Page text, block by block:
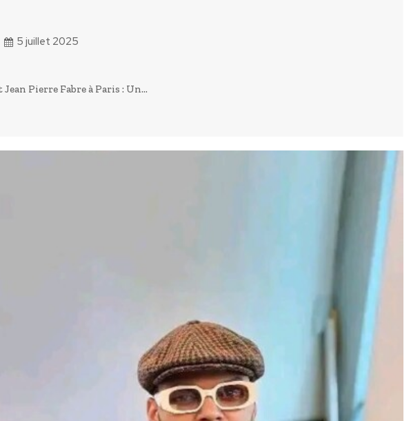
5 juillet 2025
Pierre Fabre à Paris : Un...